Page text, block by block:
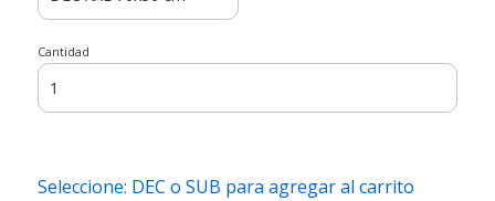
Cantidad
Seleccione: DEC o SUB para agregar al carrito